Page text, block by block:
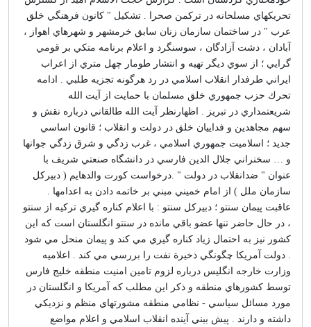
تحريكهاي مسلحانه در تركمن صحرا . تشكيل " كانون فرهنگي خلق
عرب " در ساختمان سازمان زنان سابق خرمشهر و شهرهاي اهواز ،
آبادان ، دشت آزادگان ، سوسنگرد و اعلام برنامه متكي بر قومي
گرايي ؛ از سوي ديگر تهيه و انتشار طومار چهل متري از اعراب
ايراني طرفدار انقلاب اسلامي در رد هرگونه تجزيه طلبي . ادامه
تحرك حزب جمهوري خلق مسلمان با حمايت از آيت الله
شريعتمداري در تبريز . اظهارنظر آيت الله طالقاني درباره نقش و
سهم مجاهدين و فداييان خلق در دولت و انقلاب ؛ قانون اساسي
جديد ؛ اسلاميت جمهوري اسلامي ، غرب زدگي و شرق زدگي جوانها
و … سخنراني جلال الدين فارسي در دانشگاه صنعتي شريف با
عنوان " ضدانقلاب در دولت " .درخواست كورت والدهايم ( دبيركل
سازمان ملل ) از امام خميني مبني بر خاتمه دادن به اعدامها .
عاقبت پيمان سنتو ؛ دبيركل سنتو : با اعلام كناره گيري تركيه از سنتو
، در حال حاضر تنها عضو باقي مانده در سنتو انگلستان است كه اين
كشور نيز به احتمال زياد كناره گيري مي كند و پيمان منحل مي شود
. دولت آمريكا چگونگي ذخيرة نفت را بررسي مي كند . اعلاميه
وزارت خارجه انگليس درباره لزوم تامين امنيت منطقه خليج فارس
توسط كشورهاي منطقه و ذكر اين مطلب كه آمريكا و انگلستان در
مورد مسائل سياسي - نظامي منطقه مشورتهاي منظم و نزديكي
داشته و دارند . پيش بيني آينده انقلاب اسلامي و اعلام مواضع